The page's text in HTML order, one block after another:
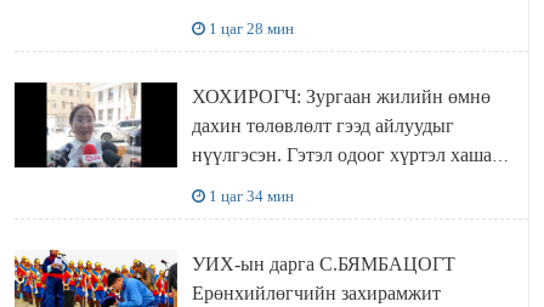
1 цаг 28 мин
ХОХИРОГЧ: Зургаан жилийн өмнө
дахин төлөвлөлт гээд айлуудыг
нүүлгэсэн. Гэтэл одоог хүртэл хашаа
1 цаг 34 мин
УИХ-ын дарга С.БЯМБАЦОГТ
Ерөнхийлөгчийн захирамжит